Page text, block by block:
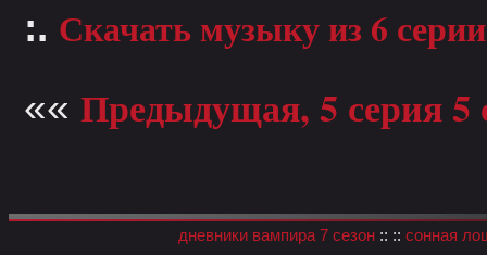
:. Скачать музыку из 6
«« Предыдущая, 5 серия 5
дневники вампира 7 сезон:: :: сонная